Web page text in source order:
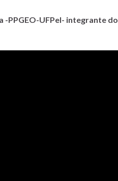
-PPGEO-UFPel- integrante do